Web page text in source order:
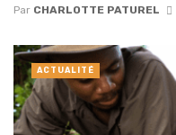
Par CHARLOTTE PATUREL
ACTUALITÉ